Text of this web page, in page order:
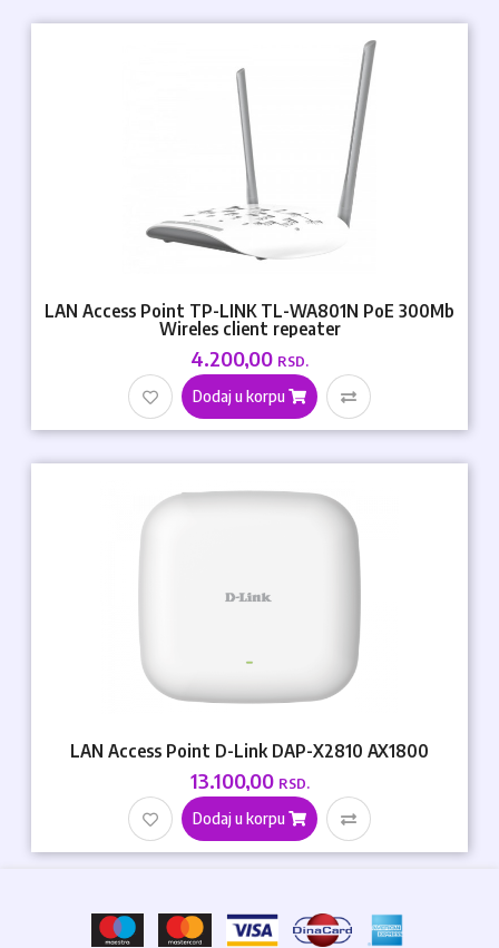
LAN Access Point TP-LINK TL-WA801N PoE 300Mb
Wireles client repeater
4.200,00 RSD.
Dodaj u korpu
LAN Access Point D-Link DAP-X2810 AX1800
13.100,00 RSD.
Dodaj u korpu